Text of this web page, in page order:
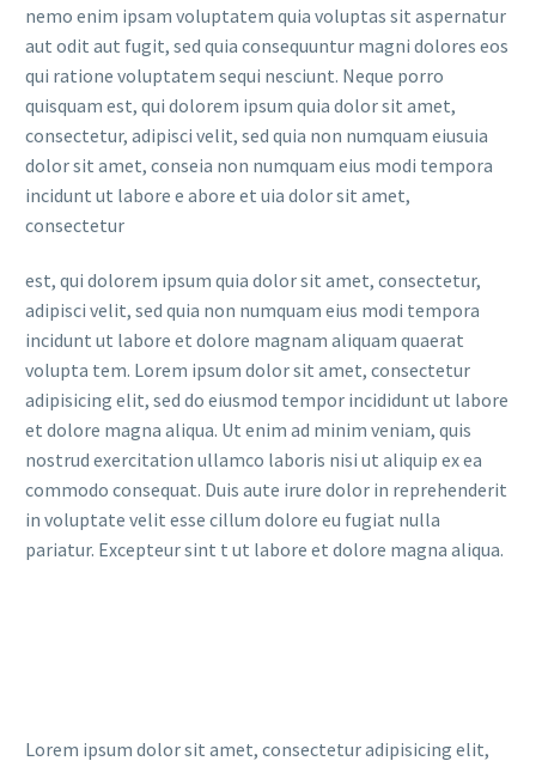
nemo enim ipsam voluptatem quia voluptas sit aspernatur
aut odit aut fugit, sed quia consequuntur magni dolores eos
qui ratione voluptatem sequi nesciunt. Neque porro
quisquam est, qui dolorem ipsum quia dolor sit amet,
consectetur, adipisci velit, sed quia non numquam eiusuia
dolor sit amet, conseia non numquam eius modi tempora
incidunt ut labore e abore et uia dolor sit amet,
consectetur
est, qui dolorem ipsum quia dolor sit amet, consectetur,
adipisci velit, sed quia non numquam eius modi tempora
incidunt ut labore et dolore magnam aliquam quaerat
volupta tem. Lorem ipsum dolor sit amet, consectetur
adipisicing elit, sed do eiusmod tempor incididunt ut labore
et dolore magna aliqua. Ut enim ad minim veniam, quis
nostrud exercitation ullamco laboris nisi ut aliquip ex ea
commodo consequat. Duis aute irure dolor in reprehenderit
in voluptate velit esse cillum dolore eu fugiat nulla
pariatur. Excepteur sint t ut labore et dolore magna aliqua.
Lorem ipsum dolor sit amet, consectetur adipisicing elit,